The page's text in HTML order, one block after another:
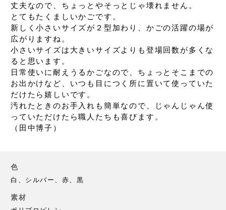
丈夫なので、ちょっとやそっとじゃ壊れません。
とてもたくましいかごです。
新しく小さいサイズが２型加わり、 かごの活躍の場が
広がりますね。
小さいサイズは大きいサイズよりも 登場回数が多くな
ると思います。
日常使いに耐えうるかごなので、 ちょっとそこまでの
お出かけなど、 いつも目につく所に置いて使っていた
だけたら嬉しいです。
汚れたときのお手入れも簡単なので、
じゃんじゃん使
っていただけたら職人たちも喜びます。
（田中博子）
色
白、シルバー、赤、黒
素材